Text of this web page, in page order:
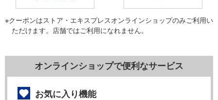
※クーポンはストア・エキスプレスオンラインショップのみご利用い
ただけます。店舗ではご利用になれません。
オンラインショップで便利なサービス
お気に入り機能